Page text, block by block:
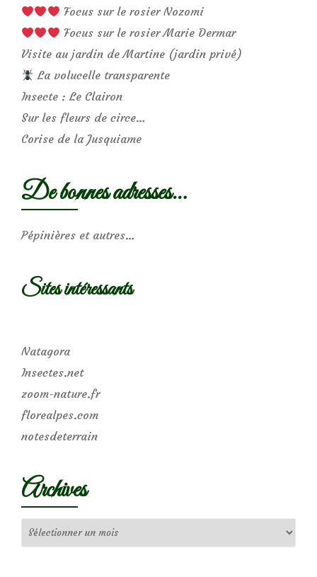
Focus sur le rosier Nozomi
Focus sur le rosier Marie Dermar
Visite au jardin de Martine (jardin privé)
La volucelle transparente
Insecte : Le Clairon
Sur les fleurs de circe…
Corise de la Jusquiame
De bonnes adresses…
Pépinières et autres…
Sites intéressants
Natagora
Insectes.net
zoom-nature.fr
florealpes.com
notesdeterrain
Archives